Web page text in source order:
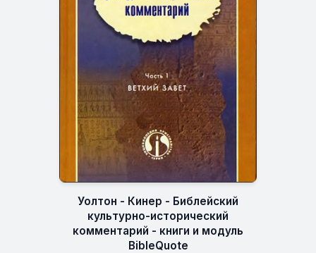
Уолтон - Кинер - Библейский
культурно-исторический
комментарий - книги и модуль
BibleQuote